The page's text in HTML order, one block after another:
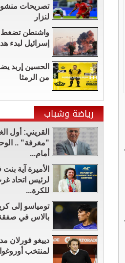
تصريحات
لنزار
واشنطن
إسرائيل لبدء
الحسين إربد
من الرمثا
رياضة وشباب
القريني: أول
"مغرفة" ..
أمام...
الأميرة آية بنت
لرئيس اتحاد
للكرة...
تومياسو إلى
بالاس في صفقة
دييغو فورلان
لمنتخب